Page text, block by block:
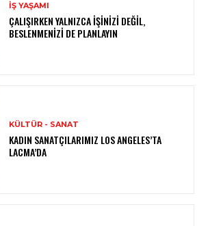
İŞ YAŞAMI
ÇALIŞIRKEN YALNIZCA İŞINIZI DEĞIL,
BESLENMENIZI DE PLANLAYIN
KÜLTÜR - SANAT
KADIN SANATÇILARIMIZ LOS ANGELES’TA
LACMA’DA